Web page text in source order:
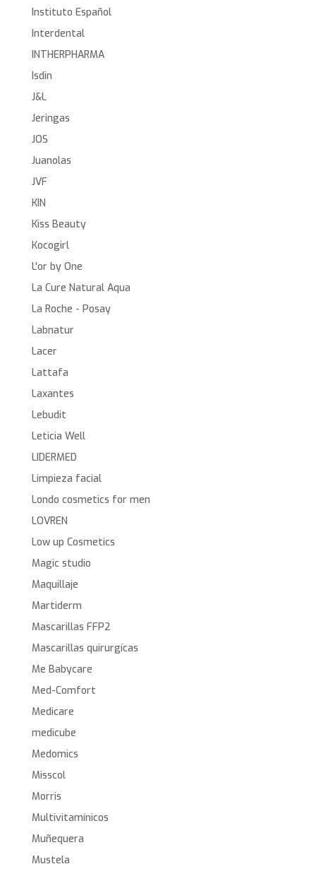
Instituto Español
Interdental
INTHERPHARMA
Isdin
J&L
Jeringas
JOS
Juanolas
JVF
KIN
Kiss Beauty
Kocogirl
L'or by One
La Cure Natural Aqua
La Roche - Posay
Labnatur
Lacer
Lattafa
Laxantes
Lebudit
Leticia Well
LIDERMED
Limpieza facial
Londo cosmetics for men
LOVREN
Low up Cosmetics
Magic studio
Maquillaje
Martiderm
Mascarillas FFP2
Mascarillas quirurgícas
Me Babycare
Med-Comfort
Medicare
medicube
Medomics
Misscol
Morris
Multivitamínicos
Muñequera
Mustela